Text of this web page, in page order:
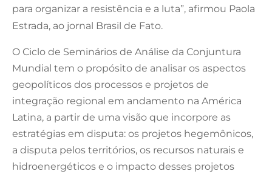
para organizar a resistência e a luta”, afirmou Paola
Estrada, ao jornal Brasil de Fato.
O Ciclo de Seminários de Análise da Conjuntura
Mundial tem o propósito de analisar os aspectos
geopolíticos dos processos e projetos de
integração regional em andamento na América
Latina, a partir de uma visão que incorpore as
estratégias em disputa: os projetos hegemônicos,
a disputa pelos territórios, os recursos naturais e
hidroenergéticos e o impacto desses projetos